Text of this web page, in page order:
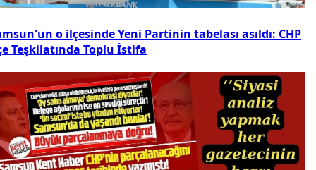
o ilçesinde Yeni Partinin tabelası asıldı: CHP
Teşkilatında Toplu İstifa